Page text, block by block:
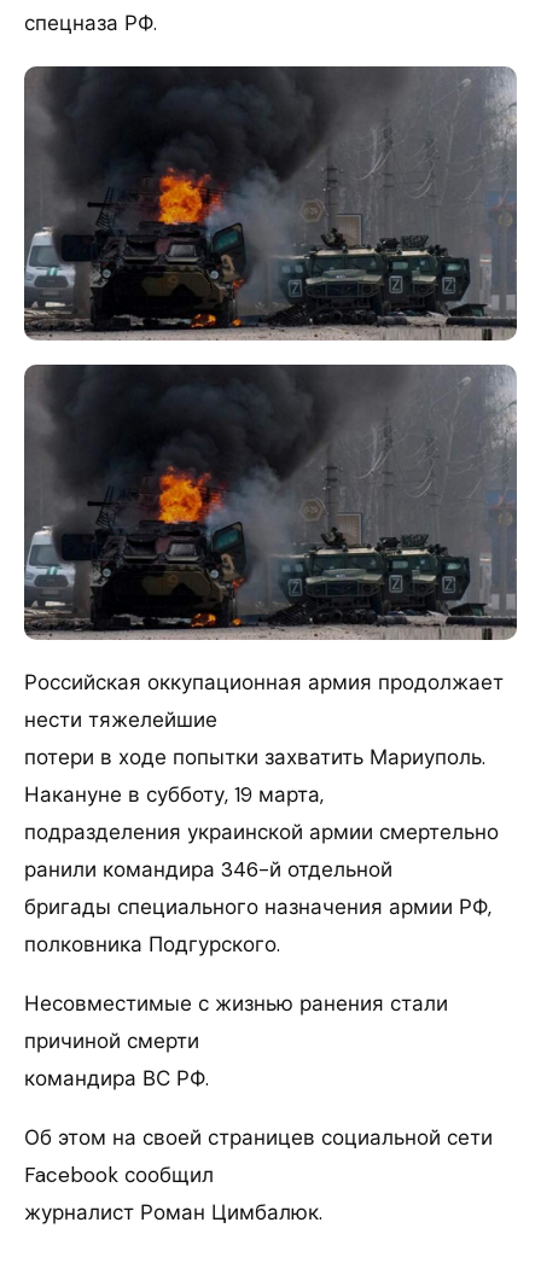
спецназа РФ.
Российская оккупационная армия продолжает
нести тяжелейшие
потери в ходе попытки захватить Мариуполь.
Накануне в субботу, 19 марта,
подразделения украинской армии смертельно
ранили командира 346-й отдельной
бригады специального назначения армии РФ,
полковника Подгурского.
Несовместимые с жизнью ранения стали
причиной смерти
командира ВС РФ.
Об этом на своей страницев социальной сети
Facebook сообщил
журналист Роман Цимбалюк.